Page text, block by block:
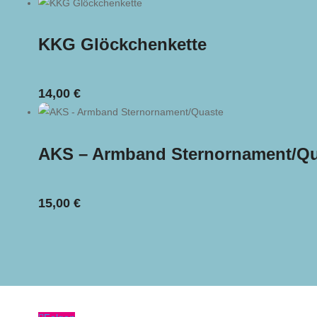
KKG Glöckchenkette
14,00€
AKS – Armband Sternornament/
15,00€